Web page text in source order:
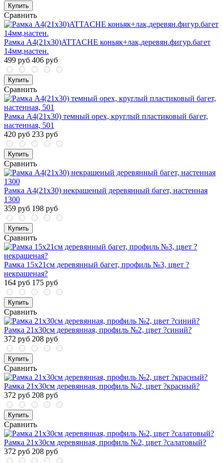
Купить
Сравнить
Рамка А4(21х30)ATTACHE коньяк+лак,деревян.фигур.багет
14мм,настен.
499 руб 406 руб
Купить
Сравнить
Рамка А4(21х30) темный орех, круглый пластиковый багет,
настенная, 501
420 руб 233 руб
Купить
Сравнить
Рамка А4(21х30) некрашеный деревянный багет, настенная
1300
359 руб 198 руб
Купить
Сравнить
Рамка 15х21см деревянный багет, профиль №3, цвет ?
некрашеная?
164 руб 175 руб
Купить
Сравнить
Рамка 21х30см деревянная, профиль №2, цвет ?синий?
372 руб 208 руб
Купить
Сравнить
Рамка 21х30см деревянная, профиль №2, цвет ?красный?
372 руб 208 руб
Купить
Сравнить
Рамка 21х30см деревянная, профиль №2, цвет ?салатовый?
372 руб 208 руб